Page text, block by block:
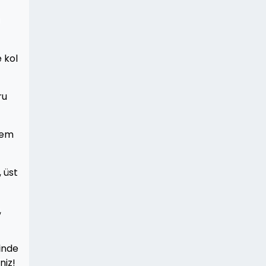
kol
üst